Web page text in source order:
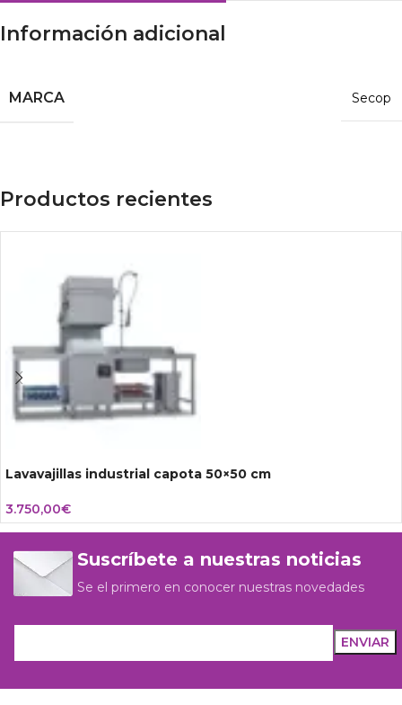
Información adicional
MARCA Secop
Productos recientes
Lavavajillas industrial capota 50×50 cm
3.750,00€
Suscríbete a nuestras noticias
Se el primero en conocer nuestras novedades